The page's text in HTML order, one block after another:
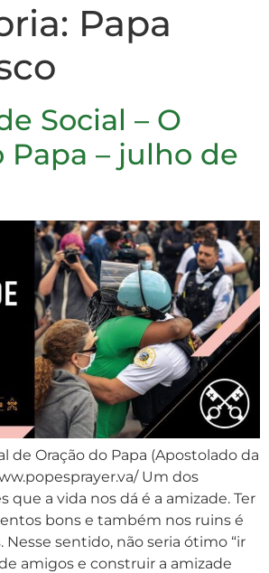
Papa
Social – O
Papa – julho de
de Oração do Papa (Apostolado da
Um dos
que a vida nos dá é a amizade. Ter
bons e também nos ruins é
sentido, não seria ótimo “ir
amigos e construir a amizade